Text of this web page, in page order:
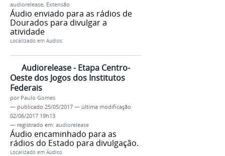
audiorelease, Extensão
Áudio enviado para as rádios de
Dourados para divulgar a
atividade
Localizado em Áudios
Audiorelease - Etapa Centro-
Oeste dos Jogos dos Institutos
Federais
por Paulo Gomes
— publicado 25/05/2017 — última modificação
02/06/2017 19h13
— registrado em: audiorelease
Áudio encaminhado para as
rádios do Estado para divulgação.
Localizado em Áudios